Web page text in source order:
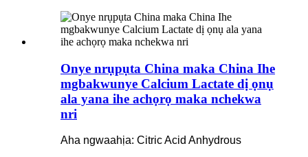
Onye nrụpụta China maka China Ihe
mgbakwunye Calcium Lactate dị ọnụ
ala yana ihe achọrọ maka nchekwa
nri
Aha ngwaahịa: Citric Acid Anhydrous